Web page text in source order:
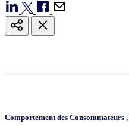
Comportement des Consommateurs ,